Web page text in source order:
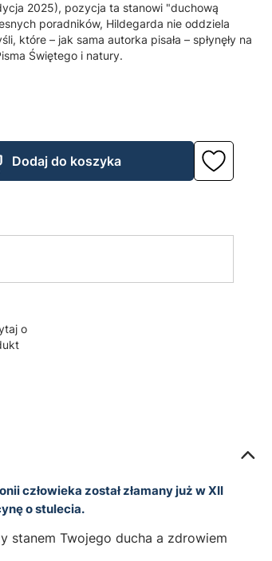
2025), pozycja ta stanowi "duchową
poradników, Hildegarda nie oddziela
które – jak sama autorka pisała – spłynęły na
Świętego i natury.
Dodaj do koszyka
o
człowieka został złamany już w XII
o stulecia.
stanem Twojego ducha a zdrowiem